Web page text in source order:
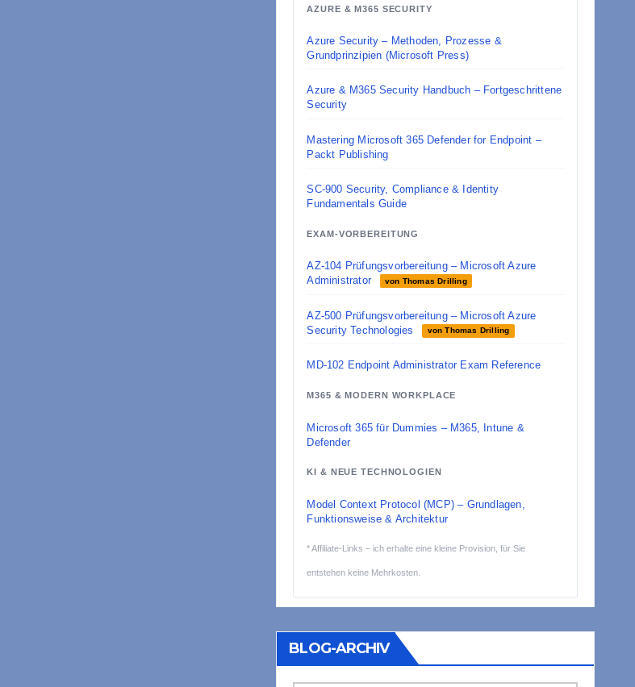
AZURE & M365 SECURITY
Azure Security – Methoden, Prozesse &
Grundprinzipien (Microsoft Press)
Azure & M365 Security Handbuch – Fortgeschrittene
Security
Mastering Microsoft 365 Defender for Endpoint –
Packt Publishing
SC-900 Security, Compliance & Identity
Fundamentals Guide
EXAM-VORBEREITUNG
AZ-104 Prüfungsvorbereitung – Microsoft Azure
Administrator
von Thomas Drilling
AZ-500 Prüfungsvorbereitung – Microsoft Azure
Security Technologies
von Thomas Drilling
MD-102 Endpoint Administrator Exam Reference
M365 & MODERN WORKPLACE
Microsoft 365 für Dummies – M365, Intune &
Defender
KI & NEUE TECHNOLOGIEN
Model Context Protocol (MCP) – Grundlagen,
Funktionsweise & Architektur
* Affiliate-Links – ich erhalte eine kleine Provision, für Sie
entstehen keine Mehrkosten.
BLOG-ARCHIV